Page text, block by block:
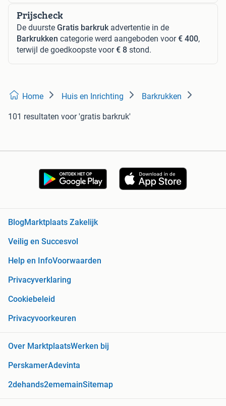
Prijscheck
De duurste Gratis barkruk advertentie in de
Barkrukken categorie werd aangeboden voor€ 400,
terwijl de goedkoopste voor€ 8 stond.
Home Huis en Inrichting Barkrukken
101 resultaten voor 'gratis barkruk'
BlogMarktplaats Zakelijk
Veilig en Succesvol
Help en InfoVoorwaarden
Privacyverklaring
Cookiebeleid
Privacyvoorkeuren
Over MarktplaatsWerken bij
PerskamerAdevinta
2dehands2ememainSitemap